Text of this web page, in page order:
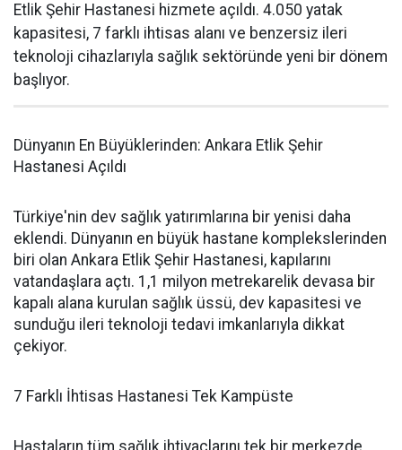
Etlik Şehir Hastanesi hizmete açıldı. 4.050 yatak
kapasitesi, 7 farklı ihtisas alanı ve benzersiz ileri
teknoloji cihazlarıyla sağlık sektöründe yeni bir dönem
başlıyor.
Dünyanın En Büyüklerinden: Ankara Etlik Şehir
Hastanesi Açıldı
Türkiye'nin dev sağlık yatırımlarına bir yenisi daha
eklendi. Dünyanın en büyük hastane komplekslerinden
biri olan Ankara Etlik Şehir Hastanesi, kapılarını
vatandaşlara açtı. 1,1 milyon metrekarelik devasa bir
kapalı alana kurulan sağlık üssü, dev kapasitesi ve
sunduğu ileri teknoloji tedavi imkanlarıyla dikkat
çekiyor.
7 Farklı İhtisas Hastanesi Tek Kampüste
Hastaların tüm sağlık ihtiyaçlarını tek bir merkezde